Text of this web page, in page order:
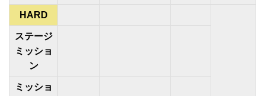
HARD
ステージ
ミッショ
ン
ミッショ